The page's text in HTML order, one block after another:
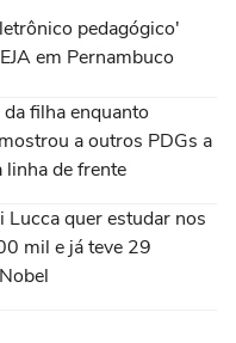
pedagógico'
em Pernambuco
filha enquanto
a outros PDGs a
linha de frente
Lucca quer estudar nos
mil e já teve 29